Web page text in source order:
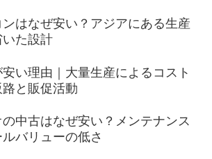
はなぜ安い？アジアにある生産
た設計
い理由｜大量生産によるコスト
と販促活動
中古はなぜ安い？メンテナンス
バリューの低さ